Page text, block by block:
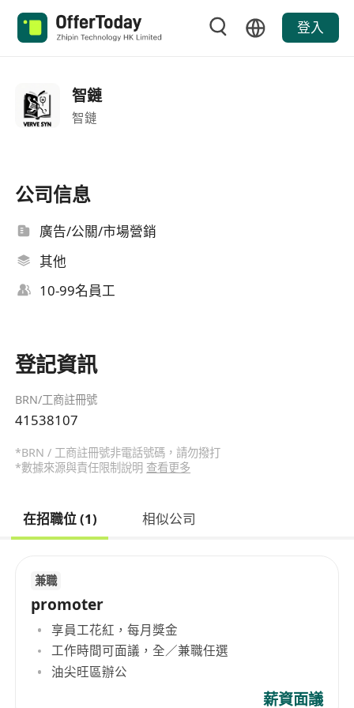
登入
智鏈
智鏈
公司信息
廣告/公關/市場營銷
其他
10-99名員工
登記資訊
BRN/工商註冊號
41538107
*BRN / 工商註冊號非電話號碼，請勿撥打
*數據來源與責任限制說明 查看更多
在招職位 (1) 相似公司
兼職
promoter
享員工花紅，每月獎金
工作時間可面議，全／兼職任選
油尖旺區辦公
薪資面議